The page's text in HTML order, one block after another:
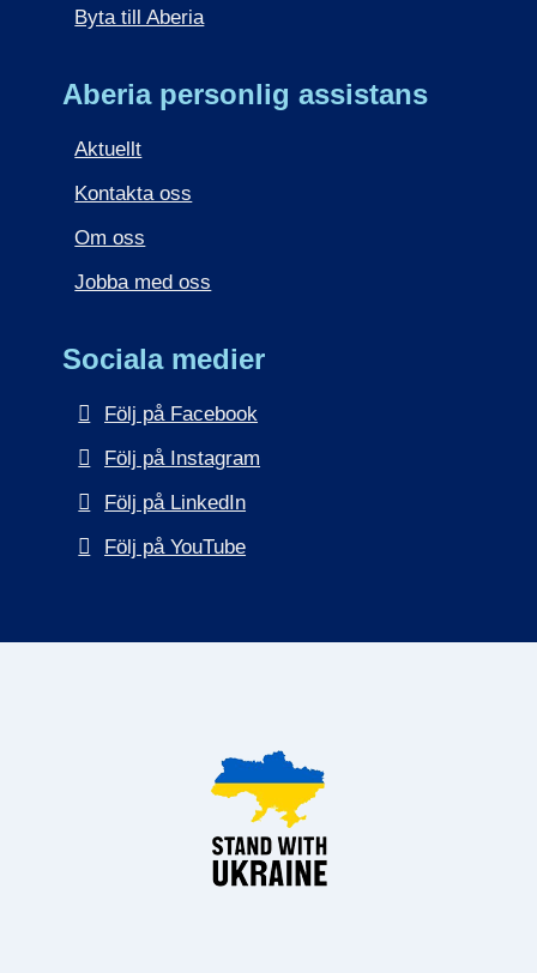
Byta till Aberia
Aberia personlig assistans
Aktuellt
Kontakta oss
Om oss
Jobba med oss
Sociala medier
Följ på Facebook
Följ på Instagram
Följ på LinkedIn
Följ på YouTube